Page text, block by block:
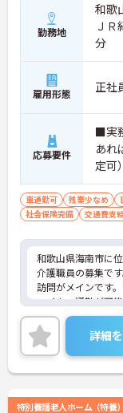
勤務地
和歌
Ｊ
分
雇用形態 正社
応募要件
■実
あれ
定可
車通勤可 残業少なめ
社会保険完備
交通費支
和歌山県海南市に
介護職員の募集で
訪問がメインです。
マイカー通勤が可
また、昇給・賞与
価される職場です。
ご興味のある方に
に詳細をご案内し
い！
詳細
特別養護老人ホーム（特養）